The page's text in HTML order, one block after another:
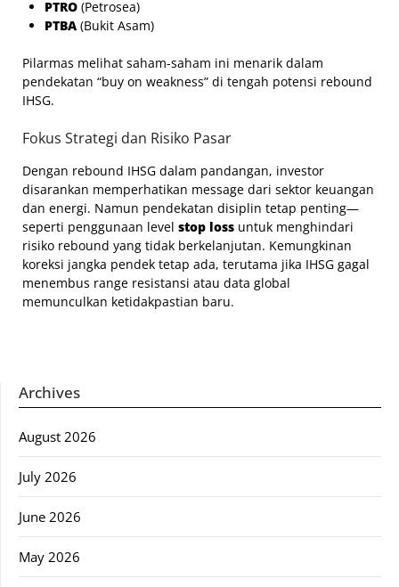
PTRO (Petrosea)
PTBA (Bukit Asam)
Pilarmas melihat saham-saham ini menarik dalam
pendekatan “buy on weakness” di tengah potensi rebound
IHSG.
Fokus Strategi dan Risiko Pasar
Dengan rebound IHSG dalam pandangan, investor
disarankan memperhatikan message dari sektor keuangan
dan energi. Namun pendekatan disiplin tetap penting—
seperti penggunaan level stop loss untuk menghindari
risiko rebound yang tidak berkelanjutan. Kemungkinan
koreksi jangka pendek tetap ada, terutama jika IHSG gagal
menembus range resistansi atau data global
memunculkan ketidakpastian baru.
Archives
August 2026
July 2026
June 2026
May 2026